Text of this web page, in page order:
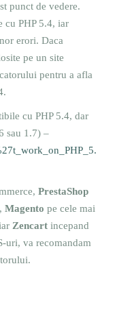
punct de vedere.
cu PHP 5.4, iar
erori. Daca
pe un site
pentru a afla
cu PHP 5.4, dar
sau 1.7) –
PrestaShop
Magento pe cele mai
Zencart incepand
uri, va recomandam